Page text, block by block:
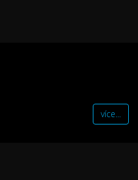
více...